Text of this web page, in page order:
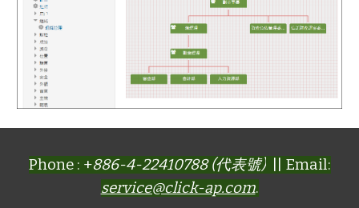
Phone : +886-4-22410788 (代表號)|| Email:
service@click-ap.com.